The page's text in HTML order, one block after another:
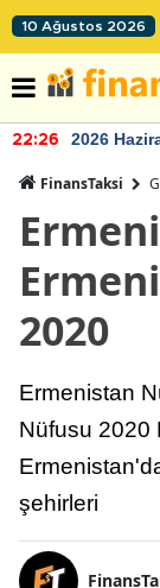
10 Ağustos 2026
22:26 2026
FinansTaksi
2020
Ermenistan
Nüfusu 2020
şehirleri